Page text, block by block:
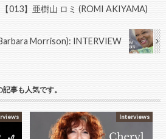
013】亜樹山 ロミ (ROMI AKIYAMA)
Morrison): INTERVIEW
記事も人気です。
Interviews